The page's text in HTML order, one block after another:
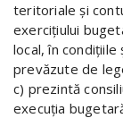
teritoriale şi
exerciţiului
local, în
prevăzute de
c) prezintă
execuţia